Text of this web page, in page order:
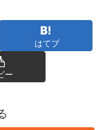
はてブ
ー